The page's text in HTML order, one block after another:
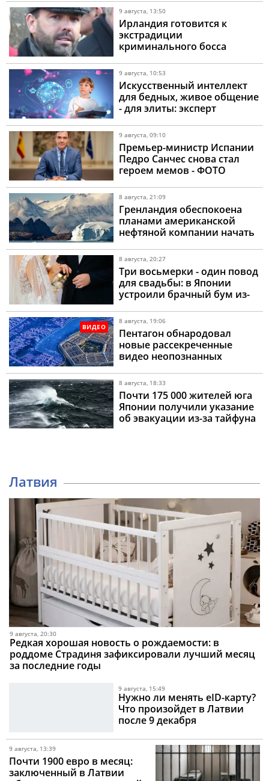
вопросы остаются
9 августа, 13:50
Ирландия готовится к
экстрадиции
криминального босса
охраной спецназа и в
бронированном фургоне
9 августа, 10:53
Искусственный интеллект
для бедных, живое общение
- для элиты: эксперт
меняют воспитание
9 августа, 09:10
Премьер-министр Испании
Педро Санчес снова стал
героем мемов - ФОТО
8 августа, 21:09
Гренландия обеспокоена
планами американской
нефтяной компании начать
8 августа, 20:27
Три восьмерки - один повод
для свадьбы: в Японии
устроили брачный бум из-
ВИДЕО
8 августа, 19:06
Пентагон обнародовал
новые рассекреченные
видео неопознанных
8 августа, 18:33
Почти 175 000 жителей юга
Японии получили указание
об эвакуации из-за тайфуна
Латвия
9 августа, 20:30
Редкая хорошая новость о рождаемости: в
роддоме Страдиня зафиксировали лучший месяц
за последние годы
9 августа, 15:49
Нужно ли менять eID-карту?
Что произойдет в Латвии
после 9 декабря
9 августа, 13:39
Почти 1900 евро в месяц:
заключенный в Латвии